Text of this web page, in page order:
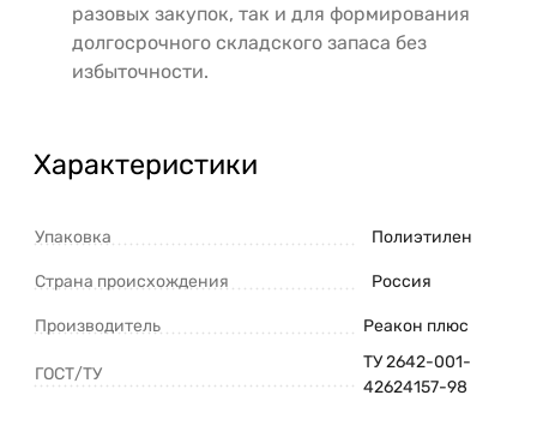
разовых закупок, так и для формирования
долгосрочного складского запаса без
избыточности.
Характеристики
Упаковка Полиэтилен
Страна происхождения Россия
Производитель Реакон плюс
ГОСТ/ТУ
ТУ 2642-001-
42624157-98